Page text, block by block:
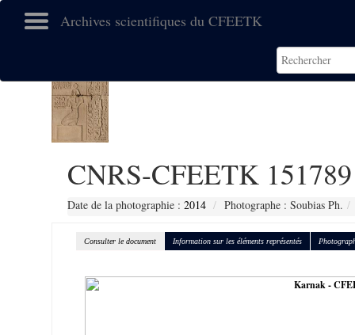
Archives scientifiques du CFEETK
CNRS-CFEETK 151789
Date de la photographie : 2014 Photographe : Soubias Ph.
Consulter le document Information sur les éléments représentés